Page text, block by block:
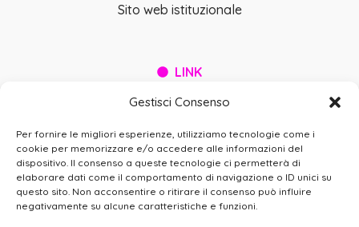
Gestisci Consenso
Per fornire le migliori esperienze, utilizziamo tecnologie come i
cookie per memorizzare e/o accedere alle informazioni del
dispositivo. Il consenso a queste tecnologie ci permetterà di
elaborare dati come il comportamento di navigazione o ID unici su
questo sito. Non acconsentire o ritirare il consenso può influire
negativamente su alcune caratteristiche e funzioni.
Sito web istituzionale
LINK
BEEWIRED SRL
Via Gualtiero Serafino, 8 – 00136 Roma (IT)
+39 06 37.500.503 |info@beewired.it |
beewired@legalmail.it